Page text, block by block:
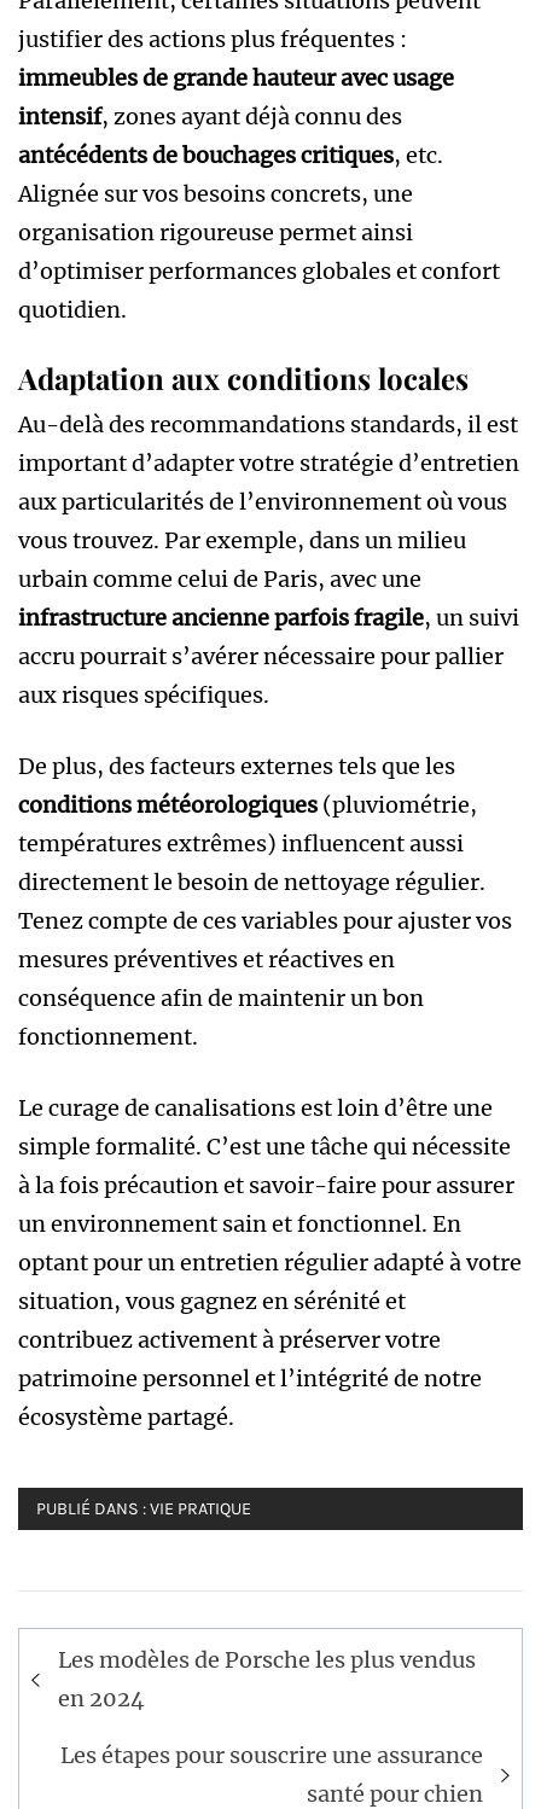
justifier des actions plus fréquentes :
immeubles de grande hauteur avec usage
intensif, zones ayant déjà connu des
antécédents de bouchages critiques, etc.
Alignée sur vos besoins concrets, une
organisation rigoureuse permet ainsi
d’optimiser performances globales et confort
quotidien.
Adaptation aux conditions locales
Au-delà des recommandations standards, il est
important d’adapter votre stratégie d’entretien
aux particularités de l’environnement où vous
vous trouvez. Par exemple, dans un milieu
urbain comme celui de Paris, avec une
infrastructure ancienne parfois fragile, un suivi
accru pourrait s’avérer nécessaire pour pallier
aux risques spécifiques.
De plus, des facteurs externes tels que les
conditions météorologiques (pluviométrie,
températures extrêmes) influencent aussi
directement le besoin de nettoyage régulier.
Tenez compte de ces variables pour ajuster vos
mesures préventives et réactives en
conséquence afin de maintenir un bon
fonctionnement.
Le curage de canalisations est loin d’être une
simple formalité. C’est une tâche qui nécessite
à la fois précaution et savoir-faire pour assurer
un environnement sain et fonctionnel. En
optant pour un entretien régulier adapté à votre
situation, vous gagnez en sérénité et
contribuez activement à préserver votre
patrimoine personnel et l’intégrité de notre
écosystème partagé.
PUBLIÉ DANS :VIE PRATIQUE
Navigation
de
l’article
Les modèles de Porsche les plus vendus
en 2024
Les étapes pour souscrire une assurance
santé pour chien